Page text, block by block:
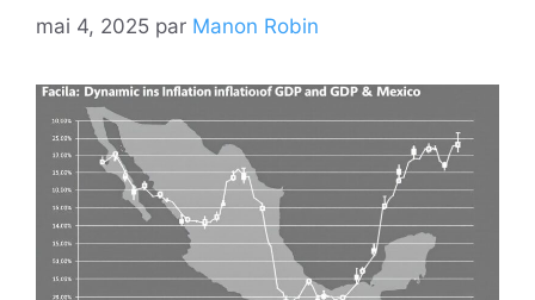
mai 4, 2025 par Manon Robin